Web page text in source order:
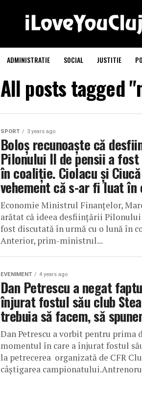
ADMINISTRATIE SOCIAL JUSTITIE
All posts tagged
SPORT 3 years ago
Boloș recunoaște că
Pilonului II de pensii a
în coaliție. Ciolacu și
vehement că s-ar fi luat în
Economie Ministrul Finanțelor,
arătat că ideea desființării
fost discutată în urmă cu o lună în
Anterior, prim-ministrul...
EVENIMENT 4 years ago
Dan Petrescu a negat
înjurat fostul său club
trebuia să facem, să
Dan Petrescu a vorbit pentru prima
momentul în care a înjurat fostul
la petrecerea organizată de CFR
câștigarea